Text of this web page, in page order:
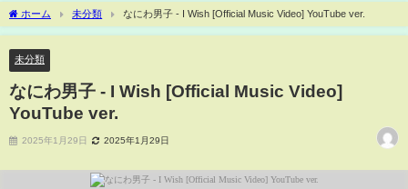
ホーム 未分類 なにわ男子 - I Wish [Official Music Video] YouTube ver.
未分類
なにわ男子 - I Wish [Official Music Video]
YouTube ver.
2025年1月29日 2025年1月29日